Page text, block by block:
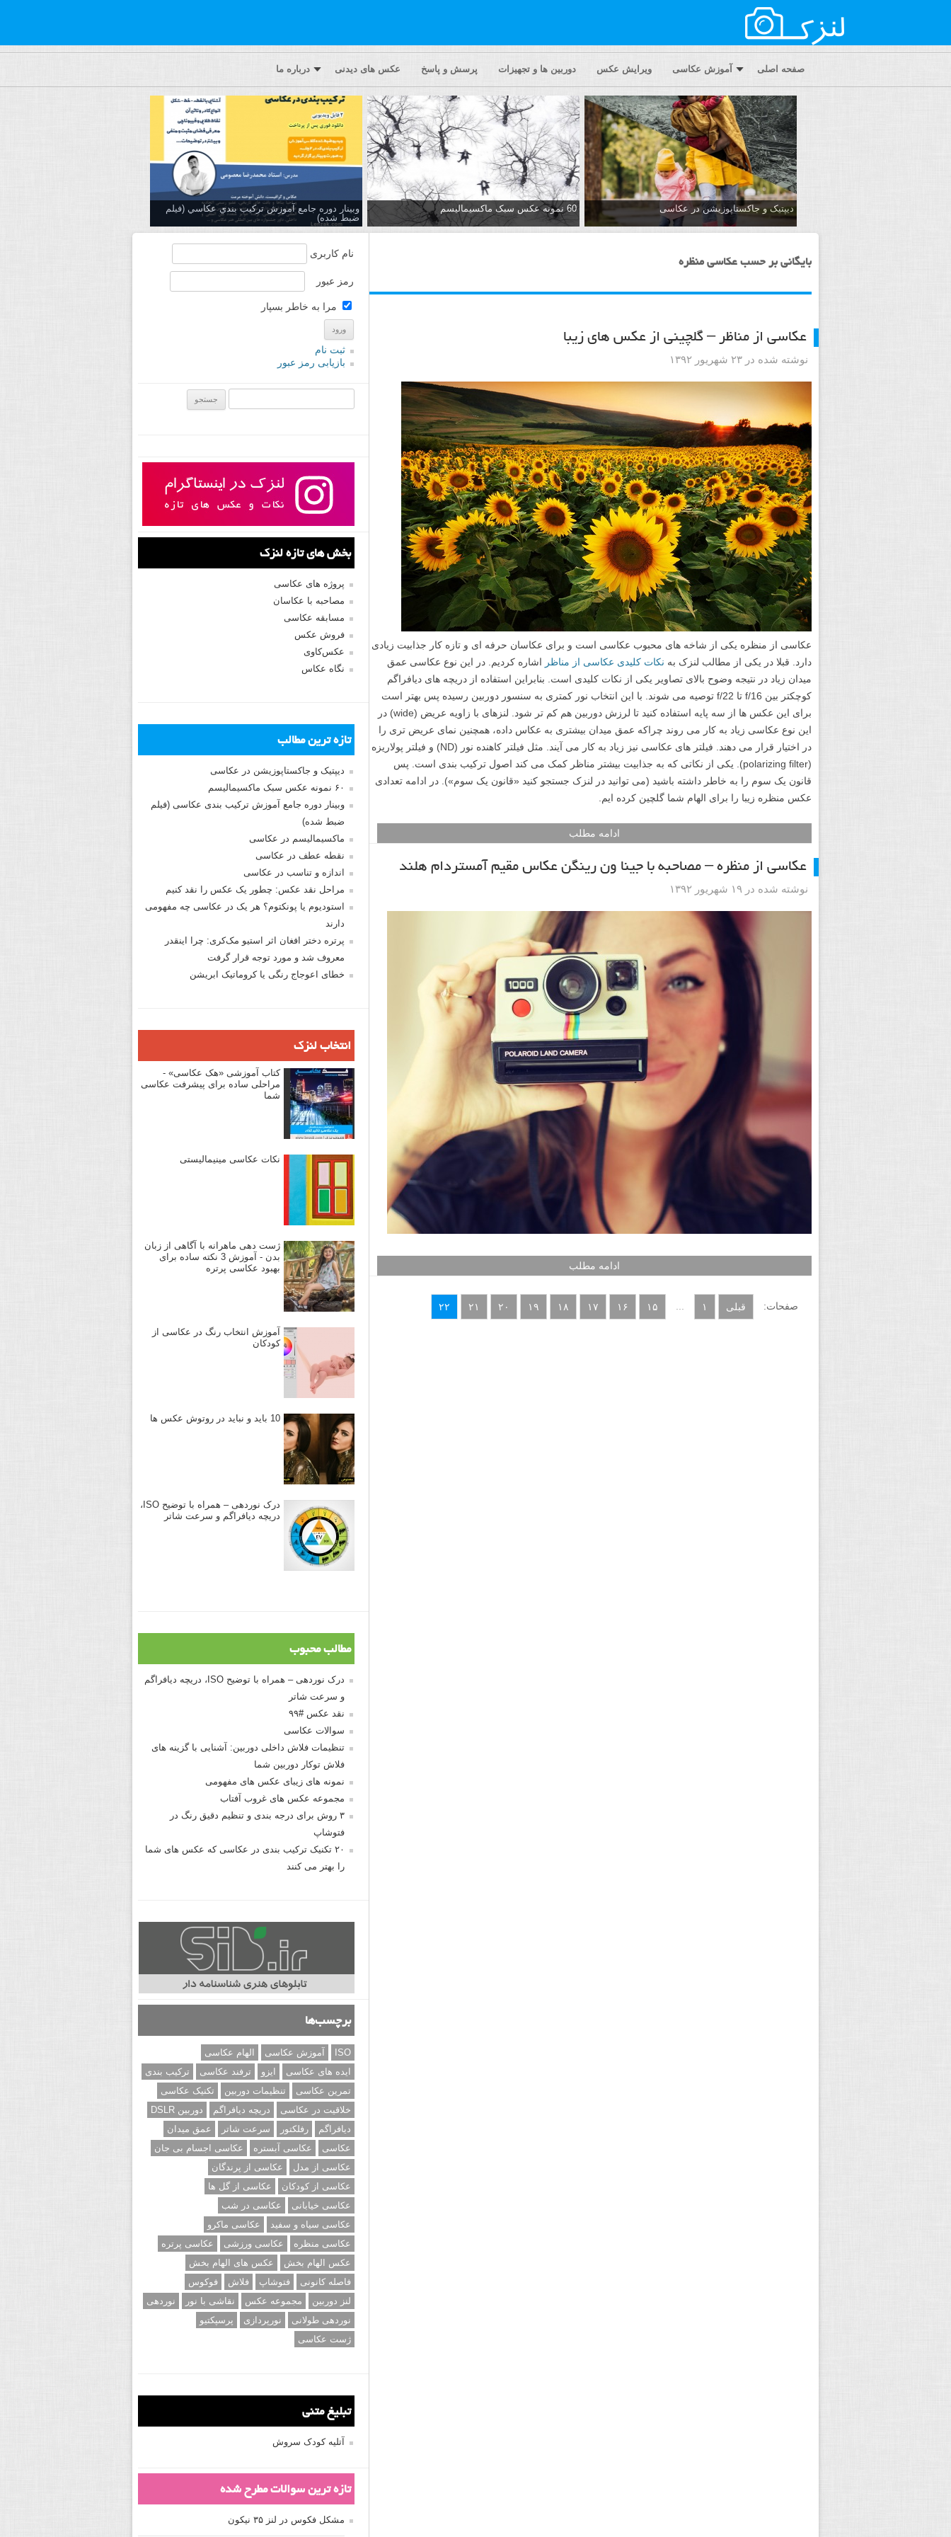
صفحه اصلی آموزش عکاسی ویرایش عکس دوربین ها و تجهیزات پرسش و پاسخ عکس های دیدنی درباره ما
دیپتیک و جاکستا‌پوزیشن در عکاسی 60 نمونه عکس سبک ماکسیمالیسم
وبینار دوره جامع آموزش تركيب بندي عكاسي (فیلم
ضبط شده)
بایگانی بر حسب عکاسی منظره
عکاسی از مناظر – گلچینی از عکس های زیبا
نوشته شده در ۲۳ شهریور ۱۳۹۲
عکاسی از منظره یکی از شاخه های محبوب عکاسی است و برای عکاسان حرفه ای و تازه کار جذابیت زیادی
دارد. قبلا در یکی از مطالب لنزک به نکات کلیدی عکاسی از مناظر اشاره کردیم. در این نوع عکاسی عمق
میدان زیاد در نتیجه وضوح بالای تصاویر یکی از نکات کلیدی است. بنابراین استفاده از دریچه های دیافراگم
کوچکتر بین f/16 تا f/22 توصیه می شوند. با این انتخاب نور کمتری به سنسور دوربین رسیده پس بهتر است
برای این عکس ها از سه پایه استفاده کنید تا لرزش دوربین هم کم تر شود. لنزهای با زاویه عریض (wide) در
این نوع عکاسی زیاد به کار می روند چراکه عمق میدان بیشتری به عکاس داده، همچنین نمای عریض تری را
در اختیار قرار می دهند. فیلتر های عکاسی نیز زیاد به کار می آیند. مثل فیلتر کاهنده نور (ND) و فیلتر پولاریزه
(polarizing filter). یکی از نکاتی که به جذابیت بیشتر مناظر کمک می کند اصول ترکیب بندی است. پس
قانون یک سوم را به خاطر داشته باشید (می توانید در لنزک جستجو کنید «قانون یک سوم»). در ادامه تعدادی
عکس منظره زیبا را برای الهام شما گلچین کرده ایم.
ادامه مطلب
عکاسی از منظره – مصاحبه با جینا ون رینگن عکاس مقیم آمستردام هلند
نوشته شده در ۱۹ شهریور ۱۳۹۲
ادامه مطلب
صفحات: قبلی ۱ ۱۵ ۱۶ ۱۷ ۱۸ ۱۹ ۲۰ ۲۱ ۲۲
نام کاربری
رمز عبور
مرا به خاطر بسپار
ثبت نام
بازیابی رمز عبور
بخش های تازه لنزک
پروژه های عکاسی
مصاحبه با عکاسان
مسابقه عکاسی
فروش عکس
عکس‌کاوی
نگاه عکاس
تازه ترین مطالب
دیپتیک و جاکستا‌پوزیشن در عکاسی
۶۰ نمونه عکس سبک ماکسیمالیسم
وبینار دوره جامع آموزش ترکیب بندی عکاسی (فیلم
ضبط شده)
ماکسیمالیسم در عکاسی
نقطه عطف در عکاسی
اندازه و تناسب در عکاسی
مراحل نقد عکس: چطور یک عکس را نقد کنیم
استودیوم یا پونکتوم؟ هر یک در عکاسی چه مفهومی
دارند
پرتره دختر افغان اثر استیو مک‌کری: چرا اینقدر
معروف شد و مورد توجه قرار گرفت
خطای اعوجاج رنگی یا کروماتیک ابریشن
انتخاب لنزک
کتاب آموزشی «هک عکاسی» -
مراحلی ساده برای پیشرفت عکاسی
شما
نکات عکاسی مینیمالیستی
ژست دهی ماهرانه با آگاهی از زبان
بدن - آموزش 3 نکته ساده برای
بهبود عکاسی پرتره
آموزش انتخاب رنگ در عکاسی از
کودکان
10 باید و نباید در روتوش عکس ها
درک نوردهی – همراه با توضیح ISO،
دریچه دیافراگم و سرعت شاتر
مطالب محبوب
درک نوردهی – همراه با توضیح ISO، دریچه دیافراگم
و سرعت شاتر
نقد عکس #۹۹
سوالات عکاسی
تنظیمات فلاش داخلی دوربین: آشنایی با گزینه های
فلاش توکار دوربین شما
نمونه های زیبای عکس های مفهومی
مجموعه عکس های غروب آفتاب
۳ روش برای درجه بندی و تنظیم دقیق رنگ در
فتوشاپ
۲۰ تکنیک ترکیب بندی در عکاسی که عکس های شما
را بهتر می کنند
برچسب‌ها
ISO آموزش عکاسی
الهام عکاسی
ایده های عکاسی
ایزو ترفند عکاسی
ترکیب بندی
تمرین عکاسی
تنظیمات دوربین
تکنیک عکاسی
خلاقیت در عکاسی
دریچه دیافراگم
دوربین DSLR
دیافراگم
رفلکتور سرعت شاتر
عمق میدان
عکاسی
عکاسی آبستره
عکاسی اجسام بی جان
عکاسی از مدل
عکاسی از پرندگان
عکاسی از کودکان
عکاسی از گل ها
عکاسی خیابانی
عکاسی در شب
عکاسی سیاه و سفید
عکاسی ماکرو
عکاسی منظره
عکاسی ورزشی
عکاسی پرتره
عکس الهام بخش
عکس های الهام بخش
فاصله کانونی
فتوشاپ فلاش
فوکوس
لنز دوربین
مجموعه عکس نقاشی با نور
نوردهی
نوردهی طولانی
نورپردازی
پرسپکتیو
ژست عکاسی
تبلیغ متنی
آتلیه کودک سروش
تازه ترین سوالات مطرح شده
مشکل فکوس در لنز ۳۵ نیکون